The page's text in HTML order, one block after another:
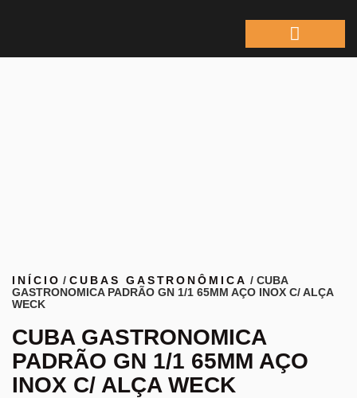
INÍCIO /CUBAS GASTRONÔMICA / CUBA
GASTRONOMICA PADRÃO GN 1/1 65MM AÇO INOX C/ ALÇA
WECK
CUBA GASTRONOMICA
PADRÃO GN 1/1 65MM AÇO
INOX C/ ALÇA WECK